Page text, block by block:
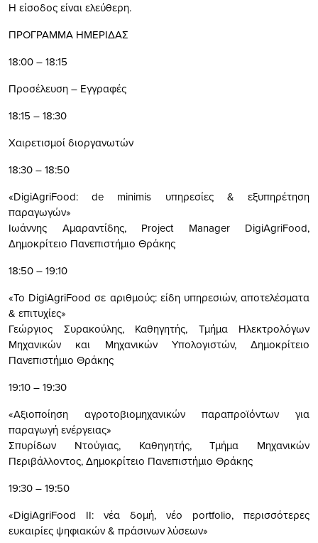
Η είσοδος είναι ελεύθερη.
ΠΡΟΓΡΑΜΜΑ ΗΜΕΡΙΔΑΣ
18:00 – 18:15
Προσέλευση – Εγγραφές
18:15 – 18:30
Χαιρετισμοί διοργανωτών
18:30 – 18:50
«DigiAgriFood: de minimis υπηρεσίες & εξυπηρέτηση
παραγωγών»
Ιωάννης Αμαραντίδης, Project Manager DigiAgriFood,
Δημοκρίτειο Πανεπιστήμιο Θράκης
18:50 – 19:10
«Το DigiAgriFood σε αριθμούς: είδη υπηρεσιών, αποτελέσματα
& επιτυχίες»
Γεώργιος Συρακούλης, Καθηγητής, Τμήμα Ηλεκτρολόγων
Μηχανικών και Μηχανικών Υπολογιστών, Δημοκρίτειο
Πανεπιστήμιο Θράκης
19:10 – 19:30
«Αξιοποίηση αγροτοβιομηχανικών παραπροϊόντων για
παραγωγή ενέργειας»
Σπυρίδων Ντούγιας, Καθηγητής, Τμήμα Μηχανικών
Περιβάλλοντος, Δημοκρίτειο Πανεπιστήμιο Θράκης
19:30 – 19:50
«DigiAgriFood II: νέα δομή, νέο portfolio, περισσότερες
ευκαιρίες ψηφιακών & πράσινων λύσεων»